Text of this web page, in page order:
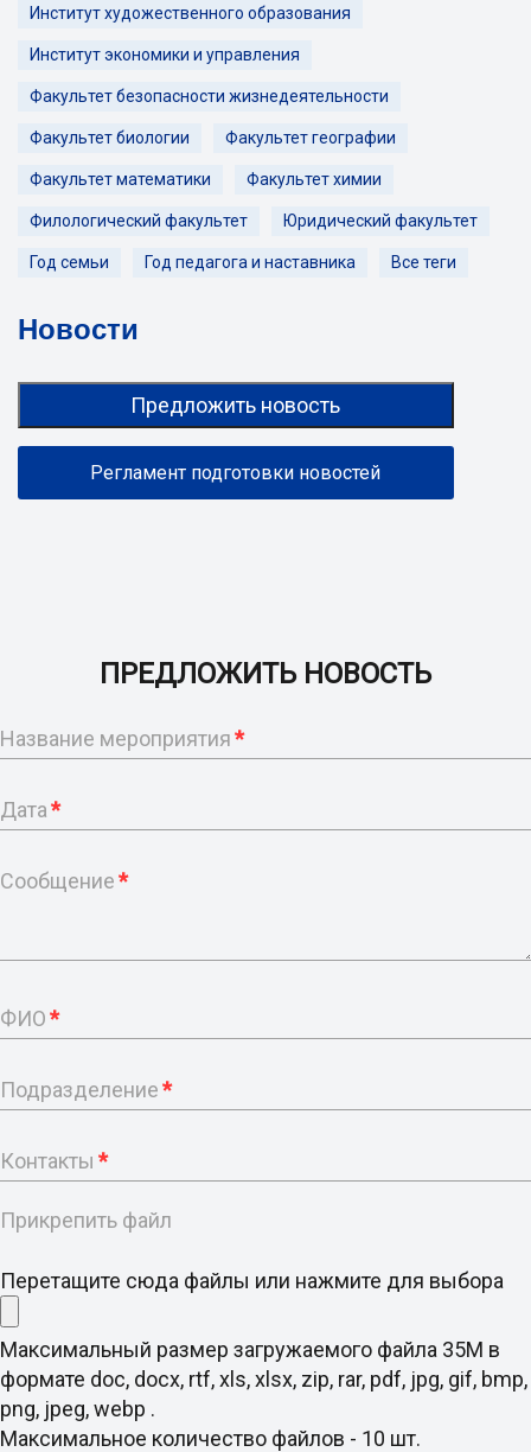
Институт художественного образования
Институт экономики и управления
Факультет безопасности жизнедеятельности
Факультет биологии Факультет географии
Факультет математики Факультет химии
Филологический факультет Юридический факультет
Год семьи Год педагога и наставника Все теги
Новости
Предложить новость
Регламент подготовки новостей
ПРЕДЛОЖИТЬ НОВОСТЬ
Название мероприятия*
Дата*
Сообщение*
ФИО*
Подразделение*
Контакты *
Прикрепить файл
Перетащите сюда файлы или нажмите для выбора
Максимальный размер загружаемого файла 35M в
формате doc, docx, rtf, xls, xlsx, zip, rar, pdf, jpg, gif, bmp,
png, jpeg, webp .
Максимальное количество файлов - 10 шт.